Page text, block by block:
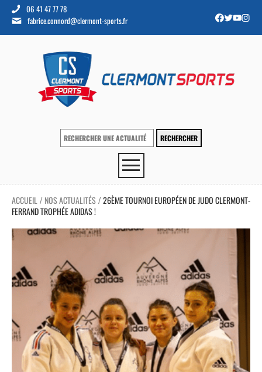
06 41 47 77 78
fabrice.connord@clermont-sports.fr
ACCUEIL / NOS ACTUALITÉS /26ÈME TOURNOI EUROPÉEN DE JUDO CLERMONT-
FERRAND TROPHÉE ADIDAS !